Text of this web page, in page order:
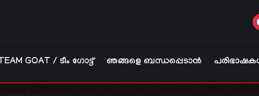
TEAM GOAT / ടീം ഗോട്ട് ഞങ്ങളെ ബന്ധപ്പെടാൻ